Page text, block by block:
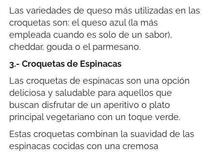
Las variedades de queso más utilizadas en las
croquetas son: el queso azul (la más
empleada cuando es solo de un sabor),
cheddar, gouda o el parmesano.
3.- Croquetas de Espinacas
Las croquetas de espinacas son una opción
deliciosa y saludable para aquellos que
buscan disfrutar de un aperitivo o plato
principal vegetariano con un toque verde.
Estas croquetas combinan la suavidad de las
espinacas cocidas con una cremosa